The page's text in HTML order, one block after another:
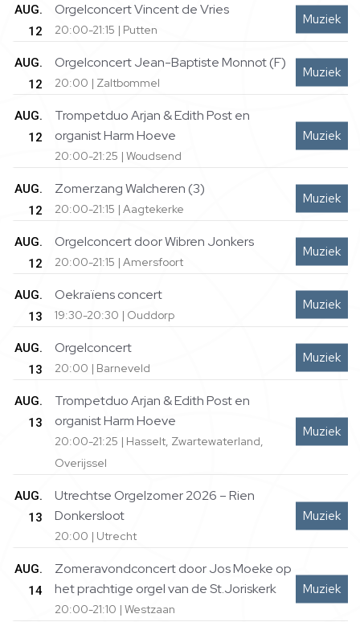
Muziek
AUG.
12
Orgelconcert Vincent de Vries
20:00-21:15 | Putten
Muziek
AUG.
12
Orgelconcert Jean-Baptiste Monnot (F)
20:00 | Zaltbommel
Muziek
AUG.
12
Trompetduo Arjan & Edith Post en
organist Harm Hoeve
20:00-21:25 | Woudsend
Muziek
AUG.
12
Zomerzang Walcheren (3)
20:00-21:15 | Aagtekerke
Muziek
AUG.
12
Orgelconcert door Wibren Jonkers
20:00-21:15 | Amersfoort
Muziek
AUG.
13
Oekraïens concert
19:30-20:30 | Ouddorp
Muziek
AUG.
13
Orgelconcert
20:00 | Barneveld
Muziek
AUG.
13
Trompetduo Arjan & Edith Post en
organist Harm Hoeve
20:00-21:25 | Hasselt, Zwartewaterland,
Overijssel
Muziek
AUG.
13
Utrechtse Orgelzomer 2026 – Rien
Donkersloot
20:00 | Utrecht
Muziek
AUG.
14
Zomeravondconcert door Jos Moeke op
het prachtige orgel van de St.Joriskerk
20:00-21:10 | Westzaan